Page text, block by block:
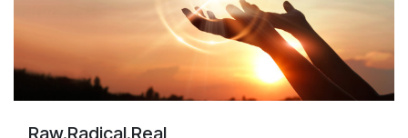
Raw.Radical.Real